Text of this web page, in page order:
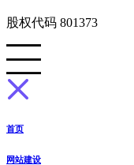
股权代码 801373
首页
网站建设